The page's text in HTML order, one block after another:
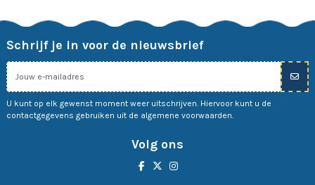
Schrijf je in voor de nieuwsbrief
U kunt op elk gewenst moment weer uitschrijven. Hiervoor kunt u de
contactgegevens gebruiken uit de algemene voorwaarden.
Volg ons